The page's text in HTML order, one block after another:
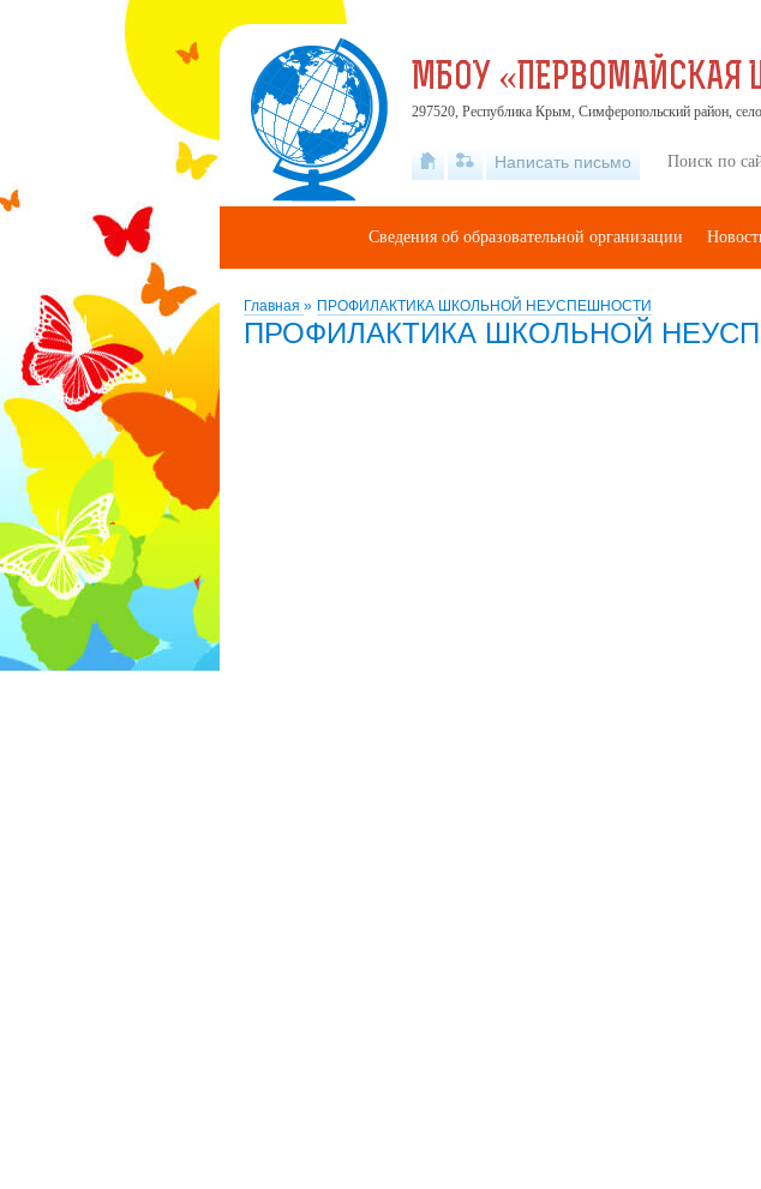
Главная » ПРОФИЛАКТИКА ШКОЛЬНОЙ НЕУСПЕШНОСТИ
ПРОФИЛАКТИКА ШКОЛЬНОЙ
МБОУ «ПЕРВОМАЙСКАЯ
297520, Республика Крым, Симферопольский район,
Написать письмо
Сведения об образовательной организации